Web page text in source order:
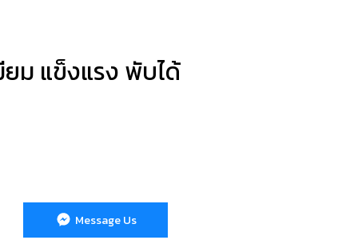
ยม แข็งแรง พับได้
Message Us